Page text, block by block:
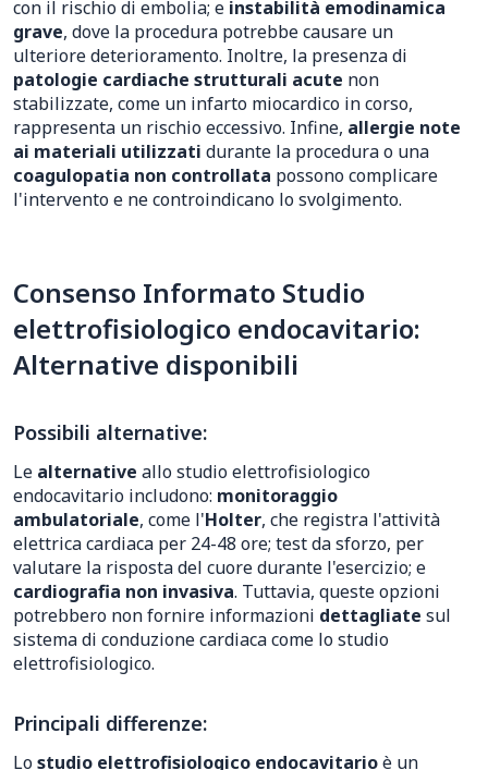
con il rischio di embolia; e instabilità emodinamica
grave, dove la procedura potrebbe causare un
ulteriore deterioramento. Inoltre, la presenza di
patologie cardiache strutturali acute non
stabilizzate, come un infarto miocardico in corso,
rappresenta un rischio eccessivo. Infine, allergie note
ai materiali utilizzati durante la procedura o una
coagulopatia non controllata possono complicare
l'intervento e ne controindicano lo svolgimento.
Consenso Informato Studio
elettrofisiologico endocavitario:
Alternative disponibili
Possibili alternative:
Le alternative allo studio elettrofisiologico
endocavitario includono: monitoraggio
ambulatoriale, come l'Holter, che registra l'attività
elettrica cardiaca per 24-48 ore; test da sforzo, per
valutare la risposta del cuore durante l'esercizio; e
cardiografia non invasiva. Tuttavia, queste opzioni
potrebbero non fornire informazioni dettagliate sul
sistema di conduzione cardiaca come lo studio
elettrofisiologico.
Principali differenze:
Lostudio elettrofisiologico endocavitarioè un